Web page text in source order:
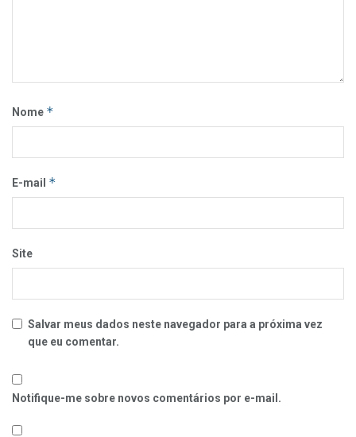
Nome *
E-mail *
Site
Salvar meus dados neste navegador para a próxima vez
que eu comentar.
Notifique-me sobre novos comentários por e-mail.